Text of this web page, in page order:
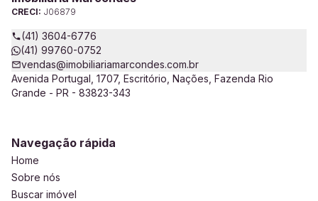
CRECI: J06879
(41) 3604-6776
(41) 99760-0752
vendas@imobiliariamarcondes.com.br
Avenida Portugal, 1707, Escritório, Nações, Fazenda Rio
Grande - PR - 83823-343
Navegação rápida
Home
Sobre nós
Buscar imóvel